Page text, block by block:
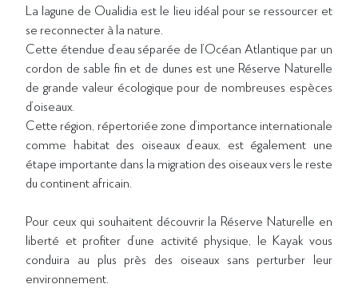
La lagune de Oualidia est le lieu idéal pour se ressourcer et
se reconnecter à la nature.
Cette étendue d’eau séparée de l’Océan Atlantique par un
cordon de sable fin et de dunes est une Réserve Naturelle
de grande valeur écologique pour de nombreuses espèces
d’oiseaux.
Cette région, répertoriée zone d’importance internationale
comme habitat des oiseaux d’eaux, est également une
étape importante dans la migration des oiseaux vers le reste
du continent africain.
Pour ceux qui souhaitent découvrir la Réserve Naturelle en
liberté et profiter d’une activité physique, le Kayak vous
conduira au plus près des oiseaux sans perturber leur
environnement.